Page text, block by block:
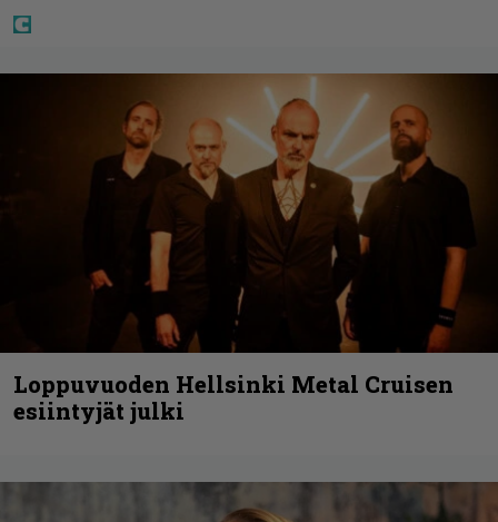
Loppuvuoden Hellsinki Metal Cruisen
esiintyjät julki